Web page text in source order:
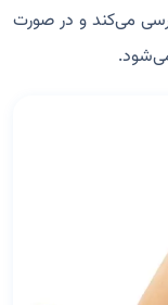
می‌کند و در صورت